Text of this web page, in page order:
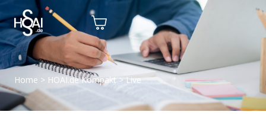
Home > HOAI.de Kompakt > Live